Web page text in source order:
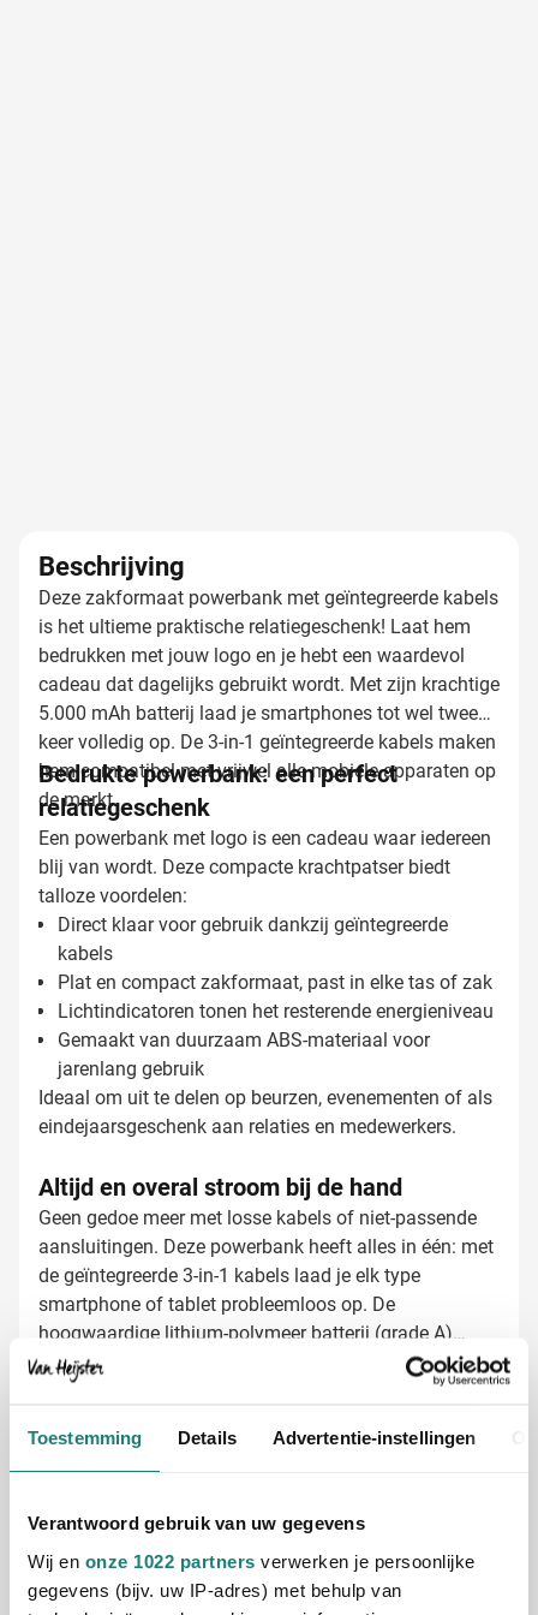
Toestemming Details Advertentie-instellingen
Verantwoord gebruik van uw gegevens
Wij en onze 1022 partners verwerken je persoonlijke
gegevens (bijv. uw IP-adres) met behulp van
Beschrijving
Deze zakformaat powerbank met geïntegreerde kabels
is het ultieme praktische relatiegeschenk! Laat hem
bedrukken met jouw logo en je hebt een waardevol
cadeau dat dagelijks gebruikt wordt. Met zijn krachtige
5.000 mAh batterij laad je smartphones tot wel twee
keer volledig op. De 3-in-1 geïntegreerde kabels maken
hem compatibel met vrijwel alle mobiele apparaten op
de markt.
Bedrukte powerbank: een perfect
relatiegeschenk
Een powerbank met logo is een cadeau waar iedereen
blij van wordt. Deze compacte krachtpatser biedt
talloze voordelen:
Direct klaar voor gebruik dankzij geïntegreerde
kabels
Plat en compact zakformaat, past in elke tas of zak
Lichtindicatoren tonen het resterende energieniveau
Gemaakt van duurzaam ABS-materiaal voor
jarenlang gebruik
Ideaal om uit te delen op beurzen, evenementen of als
eindejaarsgeschenk aan relaties en medewerkers.
Altijd en overal stroom bij de hand
Geen gedoe meer met losse kabels of niet-passende
aansluitingen. Deze powerbank heeft alles in één: met
de geïntegreerde 3-in-1 kabels laad je elk type
smartphone of tablet probleemloos op. De
hoogwaardige lithium-polymeer batterij (grade A)
zorgt voor betrouwbare prestaties keer op keer. Zo
hebben jouw relaties altijd stroom binnen handbereik,
Powerbanks laten bedrukken met jouw
logo
bieden diverse bedrukkingsmogelijkheden:
Je bedrijfslogo prominent in beeld
Optioneel met slogan of website